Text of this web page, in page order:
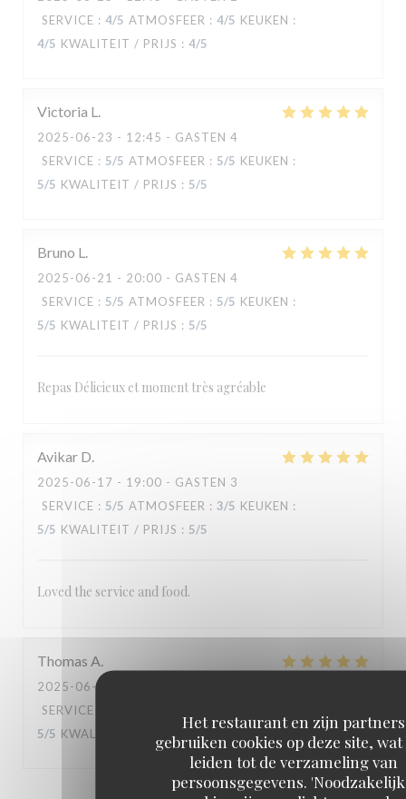
Het restaurant en zijn partners
gebruiken cookies op deze site,
leiden tot de verzameling van
persoonsgegevens.
SERVICE : 4/5 ATMOSFEER : 4/5 KEUKEN :
4/5 KWALITEIT / PRIJS : 4/5
Victoria L
2025-06-23 - 12:45 - GASTEN 4
SERVICE : 5/5 ATMOSFEER : 5/5 KEUKEN :
5/5 KWALITEIT / PRIJS : 5/5
Bruno L
2025-06-21 - 20:00 - GASTEN 4
SERVICE : 5/5 ATMOSFEER : 5/5 KEUKEN :
5/5 KWALITEIT / PRIJS : 5/5
Repas Délicieux et moment très agréable
Avikar D
2025-06-17 - 19:00 - GASTEN 3
SERVICE : 5/5 ATMOSFEER : 3/5 KEUKEN :
5/5 KWALITEIT / PRIJS : 5/5
Loved the service and food.
Thomas A
2025-06-14
SERVICE
5/5 KWALITEIT / PRIJS /5
MANA'O